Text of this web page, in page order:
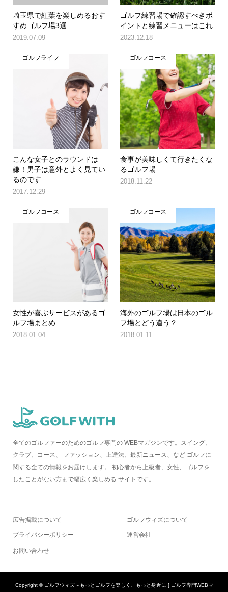
埼玉県で紅葉を楽しめるおす
すめゴルフ場3選
2019.07.09
ゴルフ練習場で確認すべきポ
イントと練習メニューはこれ
2023.12.18
ゴルフライフ
こんな女子とのラウンドは
嫌！男子は意外とよく見てい
るのです
2017.12.29
ゴルフコース
食事が美味しくて行きたくな
るゴルフ場
2018.11.22
ゴルフコース
女性が喜ぶサービスがあるゴ
ルフ場まとめ
2018.01.04
ゴルフコース
海外のゴルフ場は日本のゴル
フ場とどう違う？
2018.01.11
全てのゴルファーのためのゴルフ専門の WEBマガジンです。スイング、
クラブ、コース、 ファッション、上達法、最新ニュース、など ゴルフに
関する全ての情報をお届けします。 初心者から上級者、女性、ゴルフを
したことがない方まで幅広く楽しめる サイトです。
広告掲載について
プライバシーポリシー
お問い合わせ
ゴルフウィズについて
運営会社
Copyright ©ゴルフウィズ～もっとゴルフを楽しく、もっと身近に [ ゴルフ専門WEBマ